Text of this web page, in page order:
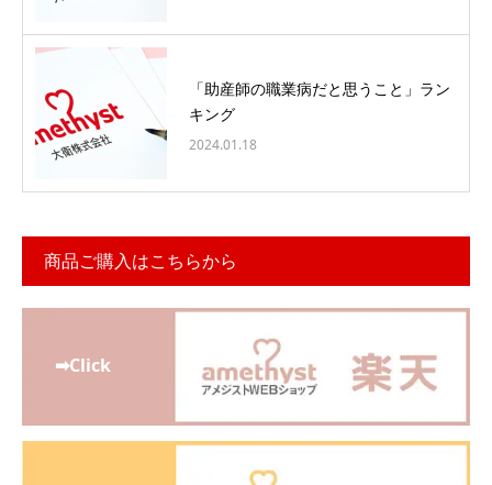
「助産師の職業病だと思うこと」ラン
キング
2024.01.18
商品ご購入はこちらから
➡Click